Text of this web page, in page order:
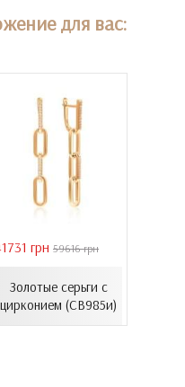
для вас:
грн 59616 грн
Золотые серьги с
цирконием (СВ985и)